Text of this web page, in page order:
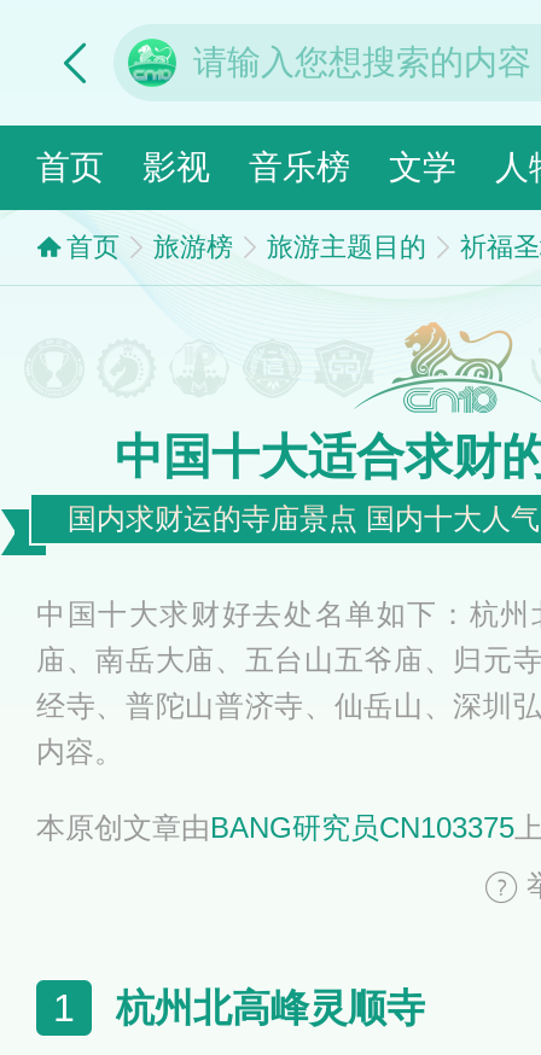
首页 影视 音乐榜 文学 人
首页 旅游榜 旅游主题目的 祈福
中国十大适合求财
国内求财运的寺庙景点 国内十大人
中国十大求财好去处名单如下：杭
庙、南岳大庙、五台山五爷庙、归元
经寺、普陀山普济寺、仙岳山、深圳
内容。
本原创文章由BANG研究员CN103375
1 杭州北高峰灵顺寺